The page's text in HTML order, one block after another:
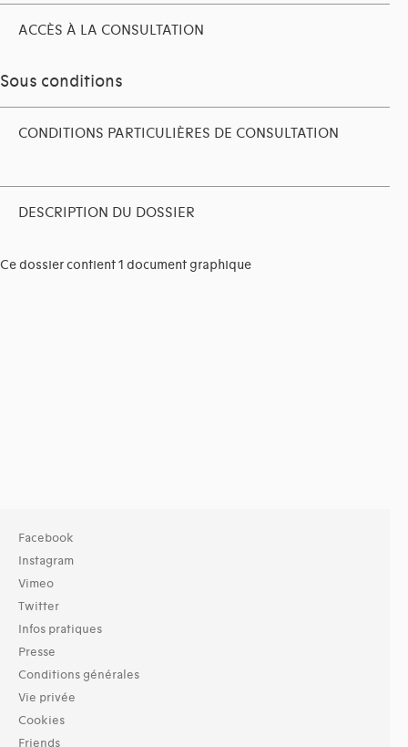
ACCÈS À LA CONSULTATION
Sous conditions
CONDITIONS PARTICULIÈRES DE CONSULTATION
DESCRIPTION DU DOSSIER
Ce dossier contient 1 document graphique
Facebook
Instagram
Vimeo
Twitter
Infos pratiques
Presse
Conditions générales
Vie privée
Cookies
Friends